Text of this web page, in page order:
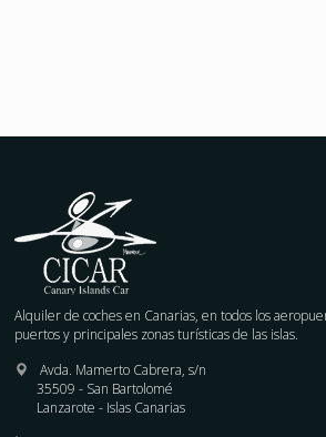
Alquiler de coches en Canarias, en todos los
puertos y principales zonas turísticas de las islas.
Avda. Mamerto Cabrera, s/n
35509 - San Bartolomé
Lanzarote - Islas Canarias